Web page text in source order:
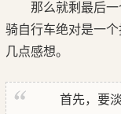
那么就剩最后
骑自行车绝对是一
几点感想。
首先，要